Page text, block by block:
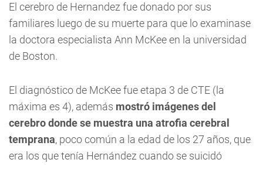
El cerebro de Hernandez fue donado por sus
familiares luego de su muerte para que lo examinase
la doctora especialista Ann McKee en la universidad
de Boston.
El diagnóstico de McKee fue etapa 3 de CTE (la
máxima es 4), además mostró imágenes del
cerebro donde se muestra una atrofia cerebral
temprana, poco común a la edad de los 27 años, que
era los que tenía Hernández cuando se suicidó